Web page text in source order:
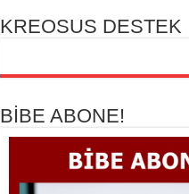
KREOSUS DESTEK
BİBE ABONE!